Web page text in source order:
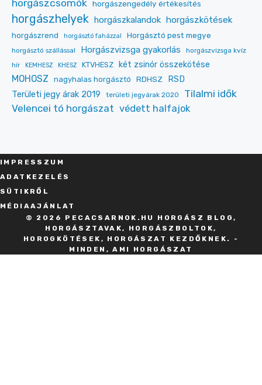
horgászcsomók horgászengedély értékesítés
horgászhelyek horgászkalandok horgászkötések
horgászrend horgásztó faházzal Horgásztó pest megye
horgásztó szállással Horgászvizsga gyakorlás
horgászvizsga kvíz
hír
KEMHESZ KHESZ KTVHESZ két zsinór összekötése
MOHOSZ nagyhalas horgásztó RDHSZ RSD
Területi jegy árak 2019 területi jegyárak 2020
Tilalmi idők
Velencei tó horgászat védett halfajok
IMPRESSZU M
ADATKEZELÉS
SÜT IKRŐL
MÉDIAAJÁNLAT
© 2026 PECACSARNOK.HU HORGÁSZ BLOG,
HORGÁSZTAVAK, HORGÁSZBOLTOK,
HOROGKÖTÉSEK, HORGÁSZAT KEZDŐKNEK. -
MINDEN, AMI HORGÁSZAT